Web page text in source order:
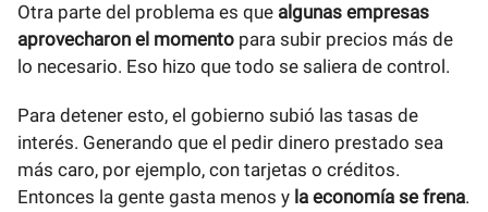
Otra parte del problema es que algunas empresas
aprovecharon el momento para subir precios más de
lo necesario. Eso hizo que todo se saliera de control.
Para detener esto, el gobierno subió las tasas de
interés. Generando que el pedir dinero prestado sea
más caro, por ejemplo, con tarjetas o créditos.
Entonces la gente gasta menos y la economía se frena.